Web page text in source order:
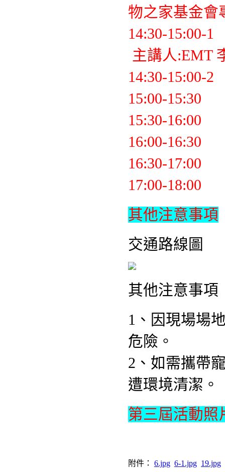
物之家基金會
14:30-15:00-
主講人:EMT
14:30-15:00-
15:00-15:30
15:30-16:00
16:00-
16:30-17:00
17:00-18:00
其他注意事項
交通路線圖
其他注意事項
1、因現場場
危險。
2、如需攜帶
遭環境清潔。
第三屆活動照
附件： 6.jpg 6-1.jpg 19.jpg